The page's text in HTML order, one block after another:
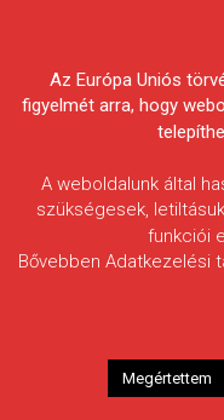
Veker-ér
Az Európa Uniós
figyelmét arra, hogy
A weboldalunk által
szükségesek,
funkciói
Bővebben Adatkezelési
Megértettem